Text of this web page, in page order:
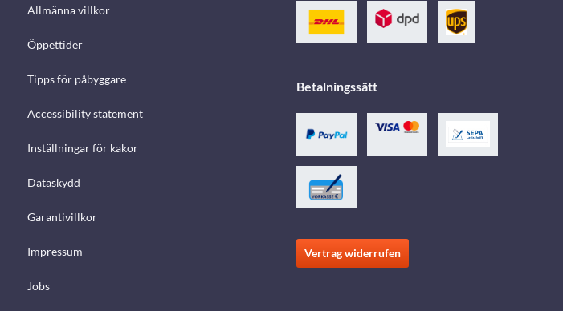
Allmänna villkor
Öppettider
Tipps för påbyggare
Accessibility statement
Inställningar för kakor
Dataskydd
Garantivillkor
Impressum
Jobs
Betalningssätt
Vertrag widerrufen